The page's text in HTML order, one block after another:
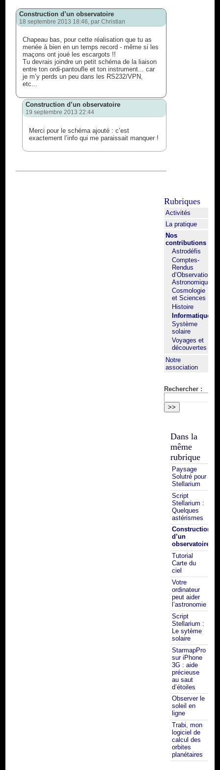
Construction d’un observatoire
18 septembre 2013 18:46, par Christian
Chapeau bas, pour cette réalisation que tu as
menée à bien en un temps record - même si les
maçons ont joué les escargots !!
Tu devrais joindre un petit schéma de la liaison
entre ton ordi-pantoufle et ton instrument... car
je m’y perds un peu dans les RS232/VPN,
etc...
Construction d’un observatoire
19 septembre 2013 22:44
Merci pour le schéma ajouté : c’est
exactement l’info qui me paraissait manquer !
Rubriques
Activités
La pratique
Nos
contributions
Astrodéfis
Comptes-
Rendus
d’Observation
Astronomique
Cosmologie
et Sciences
Histoire
Informatique
Système
solaire
Voyages et
découvertes
Notre
association
Rechercher :
Dans la
même
rubrique
Paysage
Solutré pour
Stellarium
Script
Stellarium :
Quelques
astérismes
Construction
d’un
observatoire
Tutorial
Carte du
ciel
Votre
ordinateur
peut aider
l’astronomie
Script
Stellarium :
Le sytème
solaire
StarmapPro
sur iPhone
3G : aide
précieuse
au saut
d’étoiles
Observer le
soleil en
ligne
Trabi, mon
logiciel de
calcul des
orbites
planétaires